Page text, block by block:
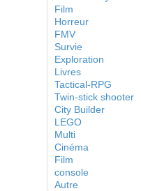
Film
Horreur
FMV
Survie
Exploration
Livres
Tactical-RPG
Twin-stick shooter
City Builder
LEGO
Multi
Cinéma
Film
console
Autre